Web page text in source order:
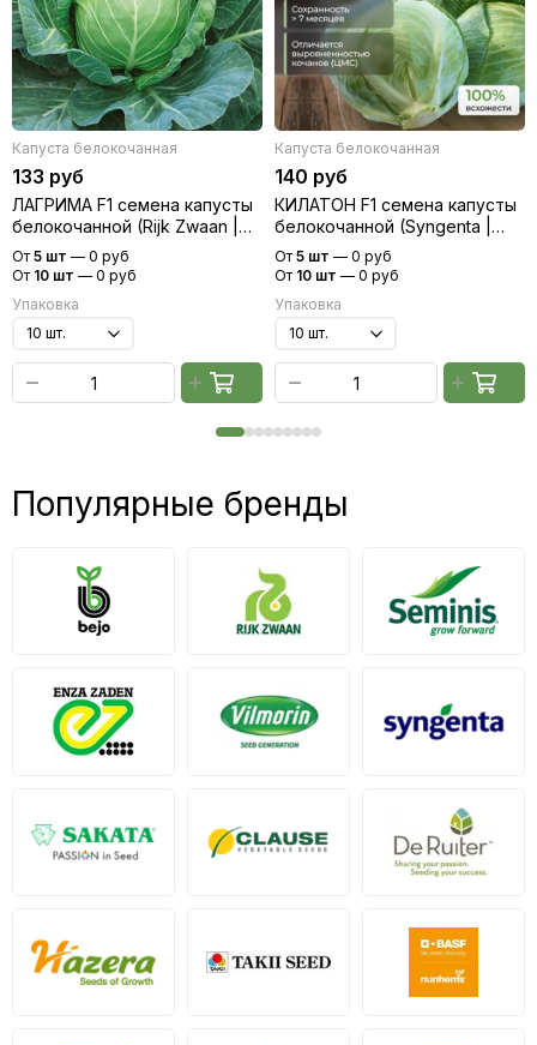
Капуста белокочанная
133 руб
ЛАГРИМА F1 семена капусты
белокочанной (Rijk Zwaan |
Alexagro)
От 5 шт — 0 руб
От 10 шт — 0 руб
Упаковка
Капуста белокочанная
140 руб
КИЛАТОН F1 семена капусты
белокочанной (Syngenta |
Alexagro)
От 5 шт — 0 руб
От 10 шт — 0 руб
Упаковка
Популярные бренды